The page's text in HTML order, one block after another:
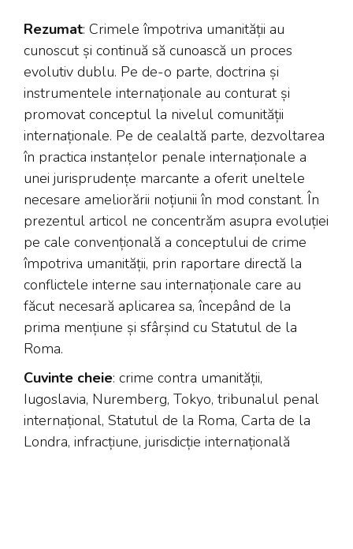
Rezumat: Crimele împotriva umanității au
cunoscut și continuă să cunoască un proces
evolutiv dublu. Pe de-o parte, doctrina și
instrumentele internaționale au conturat și
promovat conceptul la nivelul comunității
internaționale. Pe de cealaltă parte, dezvoltarea
în practica instanțelor penale internaționale a
unei jurisprudențe marcante a oferit uneltele
necesare ameliorării noțiunii în mod constant. În
prezentul articol ne concentrăm asupra evoluției
pe cale convențională a conceptului de crime
împotriva umanității, prin raportare directă la
conflictele interne sau internaționale care au
făcut necesară aplicarea sa, începând de la
prima mențiune și sfârșind cu Statutul de la
Roma.
Cuvinte cheie: crime contra umanității,
Iugoslavia, Nuremberg, Tokyo, tribunalul penal
internațional, Statutul de la Roma, Carta de la
Londra, infracțiune, jurisdicție internațională